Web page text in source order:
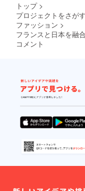
トップ >
プロジェクトをさがす
ファッション >
フランスと日本を融
コメント